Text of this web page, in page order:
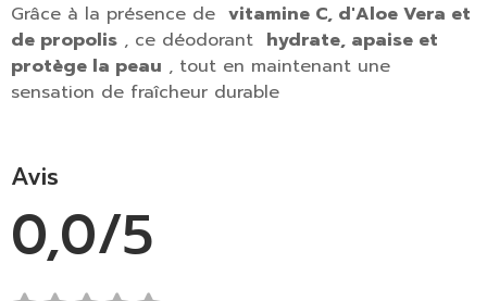
Grâce à la présence de vitamine C, d'Aloe Vera et
de propolis , ce déodorant hydrate, apaise et
protège la peau , tout en maintenant une
sensation de fraîcheur durable
Avis
0,0/5